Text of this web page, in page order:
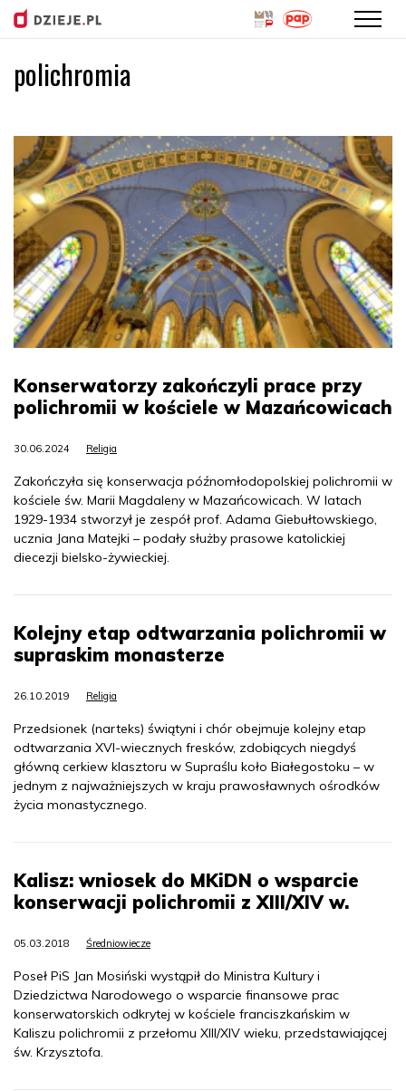
polichromia
Konserwatorzy zakończyli prace przy
polichromii w kościele w Mazańcowicach
30.06.2024 Religia
Zakończyła się konserwacja późnomłodopolskiej polichromii w
kościele św. Marii Magdaleny w Mazańcowicach. W latach
1929-1934 stworzył je zespół prof. Adama Giebułtowskiego,
ucznia Jana Matejki – podały służby prasowe katolickiej
diecezji bielsko-żywieckiej.
Kolejny etap odtwarzania polichromii w
supraskim monasterze
26.10.2019 Religia
Przedsionek (narteks) świątyni i chór obejmuje kolejny etap
odtwarzania XVI-wiecznych fresków, zdobiących niegdyś
główną cerkiew klasztoru w Supraślu koło Białegostoku – w
jednym z najważniejszych w kraju prawosławnych ośrodków
życia monastycznego.
Kalisz: wniosek do MKiDN o wsparcie
konserwacji polichromii z XIII/XIV w.
05.03.2018 Średniowiecze
Poseł PiS Jan Mosiński wystąpił do Ministra Kultury i
Dziedzictwa Narodowego o wsparcie finansowe prac
konserwatorskich odkrytej w kościele franciszkańskim w
Kaliszu polichromii z przełomu XIII/XIV wieku, przedstawiającej
św. Krzysztofa.